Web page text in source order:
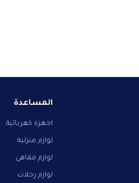
المساعدة
اجهزة كهربائية
لوازم منزلية
لوازم مقاهي
لوازم رحلات